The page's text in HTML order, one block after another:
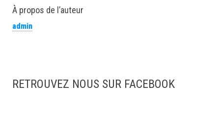
À propos de l’auteur
admin
RETROUVEZ NOUS SUR FACEBOOK